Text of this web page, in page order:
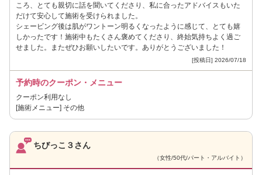
ころ、とても親切に話を聞いてくださり、私に合ったアドバイスもいた
だけて安心して施術を受けられました。
シェービング後は肌がワントーン明るくなったように感じて、とても嬉
しかったです！施術中もたくさん褒めてくださり、終始気持ちよく過ご
せました。またぜひお願いしたいです。ありがとうございました！
[投稿日] 2026/07/18
予約時のクーポン・メニュー
クーポン利用なし
[施術メニュー] その他
ちびっこ３さん
（女性/50代/パート・アルバイト）